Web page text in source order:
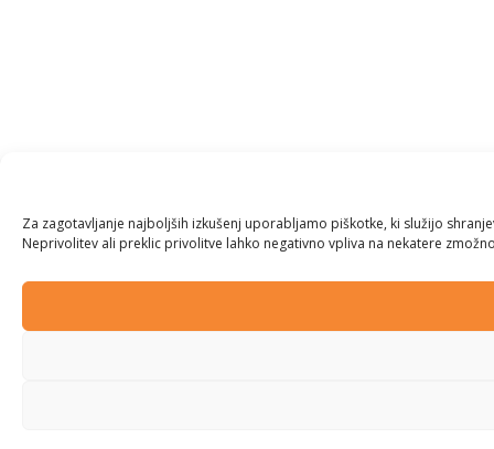
Za zagotavljanje najboljših izkušenj uporabljamo piškotke, ki služijo
Neprivolitev ali preklic privolitve lahko negativno vpliva na nekatere